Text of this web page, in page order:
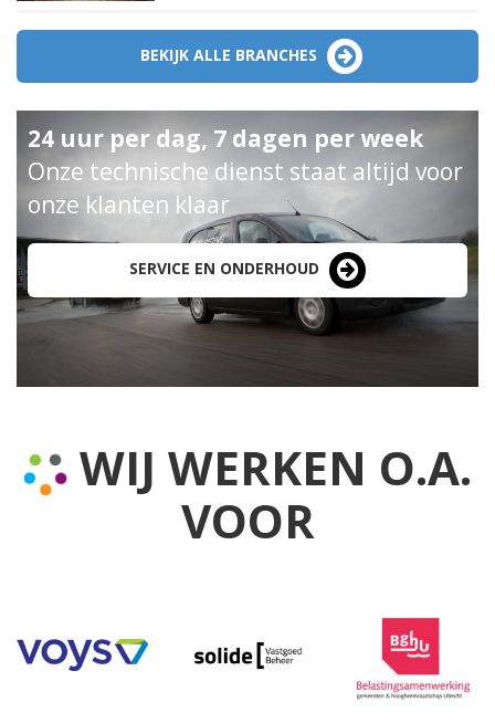
BEKIJK ALLE BRANCHES
24 uur per dag, 7 dagen per week
Onze technische dienst staat altijd voor
onze klanten klaar
SERVICE EN ONDERHOUD
WIJ WERKEN O.A.
VOOR